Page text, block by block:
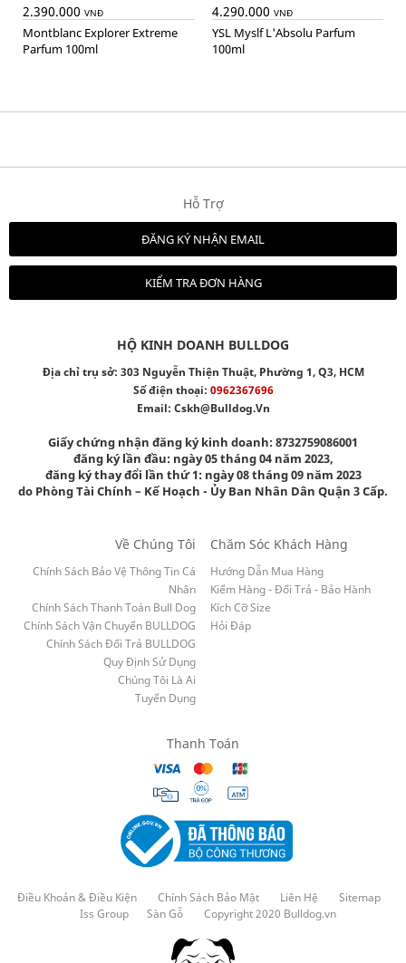
2.390.000 VNĐ
Montblanc Explorer Extreme
Parfum 100ml
4.290.000 VNĐ
YSL Myslf L'Absolu Parfum
100ml
Hỗ Trợ
ĐĂNG KÝ NHẬN EMAIL
KIỂM TRA ĐƠN HÀNG
HỘ KINH DOANH BULLDOG
Địa chỉ trụ sở: 303 Nguyễn Thiện Thuật, Phường 1, Q3, HCM
Số điện thoại: 0962367696
Email: Cskh@bulldog.vn
Giấy chứng nhận đăng ký kinh doanh: 8732759086001
đăng ký lần đầu: ngày 05 tháng 04 năm 2023,
đăng ký thay đổi lần thứ 1: ngày 08 tháng 09 năm 2023
do Phòng Tài Chính – Kế Hoạch - Ủy Ban Nhân Dân Quận 3 Cấp.
Về Chúng Tôi
Chính Sách Bảo Vệ Thông Tin Cá
Nhân
Chính Sách Thanh Toán Bull Dog
Chính Sách Vận Chuyển BULLDOG
Chính Sách Đổi Trả BULLDOG
Quy Định Sử Dụng
Chúng Tôi Là Ai
Tuyển Dụng
Chăm Sóc Khách Hàng
Hướng Dẫn Mua Hàng
Kiểm Hàng - Đổi Trả - Bảo Hành
Kích Cỡ Size
Hỏi Đáp
Thanh Toán
Điều Khoản & Điều Kiện Chính Sách Bảo Mật Liên Hệ
Sitemap
Iss Group
Sàn Gỗ Copyright 2020 Bulldog.vn